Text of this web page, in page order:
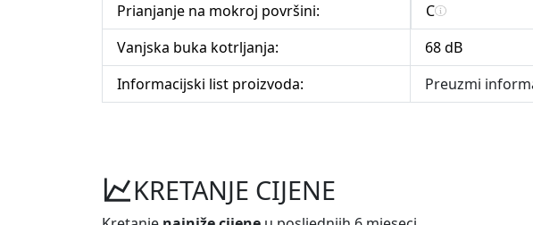
Prianjanje na mokroj površini:
C
Vanjska buka kotrljanja:
68 dB
Informacijski list proizvoda:
Preuzmi
KRETANJE CIJENE